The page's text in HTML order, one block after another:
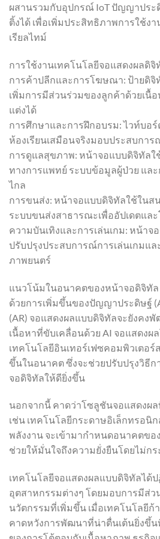
ผสานรวมกับอุปกรณ์ IoT ปัญญาประ
ติ้งได้ เพื่อเพิ่มประสิทธิภาพการใช้ง
เรียลไทม์
การใช้งานเทคโนโลยีจอแสดงผลดิจิ
การค้าปลีกและการโฆษณา: ป้ายดิจิ
เพิ่มการมีส่วนร่วมของลูกค้าด้วยเนื้
แต่งได้
การศึกษาและการฝึกอบรม: ไวท์บอ
ห้องเรียนเสมือนจริงมอบประสบการ
การดูแลสุขภาพ: หน้าจอแบบดิจิทัลใ
ทางการแพทย์ ระบบข้อมูลผู้ป่วย แล
ไกล
การขนส่ง: หน้าจอแบบดิจิทัลใช้ในส
ระบบขนส่งสาธารณะเพื่ออัปเดตแล
ความบันเทิงและการเล่นเกม: หน้าจ
ปรับปรุงประสบการณ์การเล่นเกม
ภาพยนตร์
แนวโน้มในอนาคตของหน้าจอดิจิทัล
ด้วยการเพิ่มขึ้นของปัญญาประดิษฐ์
(AR) จอแสดงผลแบบดิจิทัลจะยังคง
เนื้อหาที่ขับเคลื่อนด้วย AI จอแสดงผ
เทคโนโลยีอินเทอร์เฟซคอมพิวเตอร์
ขึ้นในอนาคต ซึ่งจะช่วยปรับปรุงวิธีก
จอดิจิทัลให้ดียิ่งขึ้น
นอกจากนี้ คาดว่าโซลูชันจอแสดงผ
เช่น เทคโนโลยีกระดาษอิเล็กทรอนิ
พลังงาน จะเข้ามากำหนดอนาคตขอ
ช่วยให้มั่นใจถึงความยั่งยืนโดยไม่ก
เทคโนโลยีจอแสดงผลแบบดิจิทัลได้
อุตสาหกรรมต่างๆ โดยมอบการมีส่
นวัตกรรมที่เพิ่มขึ้น เมื่อเทคโนโลยีก้
คาดหวังการพัฒนาที่น่าตื่นเต้นยิ่งขึ้